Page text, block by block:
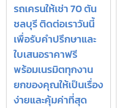
รถเครนให้เช่า 70 ตัน
ชลบุรี ติดต่อเราวันนี้
เพื่อรับคำปรึกษาและ
ใบเสนอราคาฟรี
พร้อมเนรมิตทุกงาน
ยกของคุณให้เป็นเรื่อง
ง่ายและคุ้มค่าที่สุด